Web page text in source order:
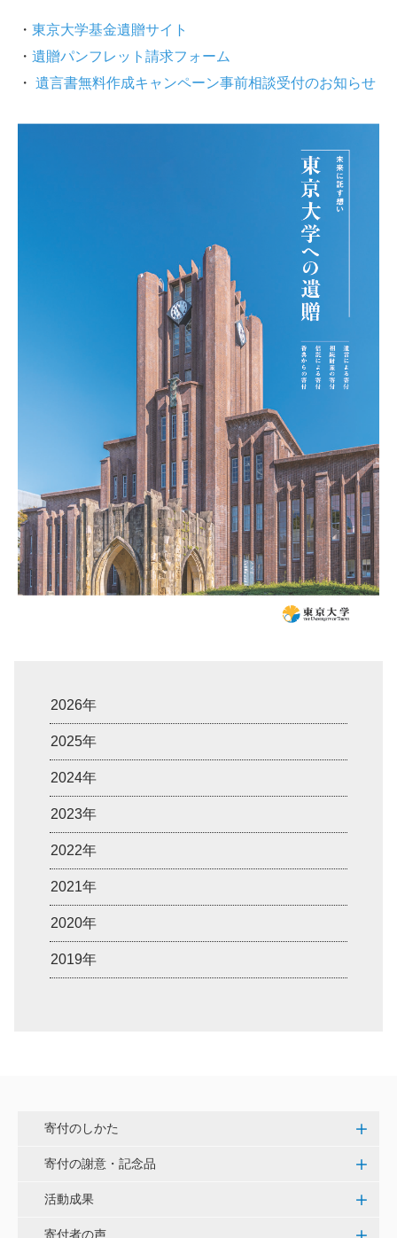
・ 東京大学基金遺贈サイト
・ 遺贈パンフレット請求フォーム
・ 遺言書無料作成キャンペーン事前相談受付のお知らせ
2026年
2025年
2024年
2023年
2022年
2021年
2020年
2019年
寄付のしかた
寄付の謝意・記念品
活動成果
寄付者の声